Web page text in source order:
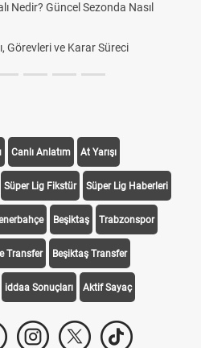
Nedir? Güncel Sezonda Nasıl
Görevleri ve Karar Süreci
Canlı Anlatım At Yarışı
Süper Lig Fikstür Süper Lig Haberleri
Beşiktaş Trabzonspor
Transfer Beşiktaş Transfer
iddaa Sonuçları Aktif Sayaç